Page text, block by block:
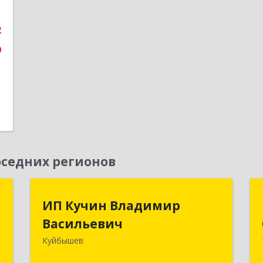
регионов
ИП Кучин Владимир
Васильевич
Куйбышев
Васильевич